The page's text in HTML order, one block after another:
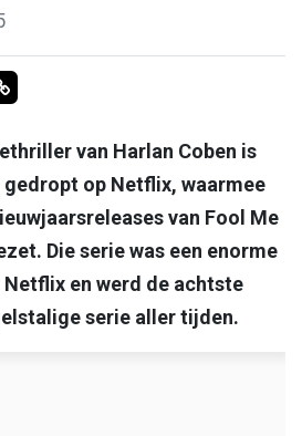
Whatsapp
via Mail
Delen via link
van Harlan Coben is
op Netflix, waarmee
van Fool Me
Die serie was een enorme
en werd de achtste
serie aller tijden.